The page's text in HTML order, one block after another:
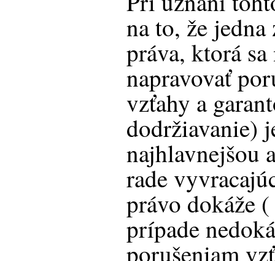
na to, že
práva, ktorá
napravovať
vzťahy a
dodržiavanie)
najhlavnejšou
rade
právo dokáže
prípade
porušeniam